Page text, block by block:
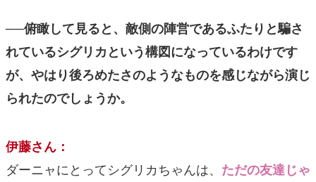
──俯瞰して見ると、敵側の陣営であるふたりと騙さ
れているシグリカという構図になっているわけです
が、やはり後ろめたさのようなものを感じながら演じ
られたのでしょうか。
伊藤さん：
ダーニャにとってシグリカちゃんは、 ただの友達じゃ